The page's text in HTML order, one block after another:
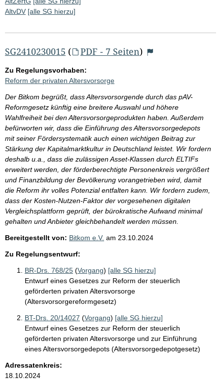
AltvDV [alle SG hierzu]
SG2410230015 ( PDF - 7 Seiten)
Zu Regelungsvorhaben:
Reform der privaten Altersvorsorge
Der Bitkom begrüßt, dass Altersvorsorgende durch das pAV-
Reformgesetz künftig eine breitere Auswahl und höhere
Wahlfreiheit bei den Altersvorsorgeprodukten haben. Außerdem
befürworten wir, dass die Einführung des Altersvorsorgedepots
mit seiner Fördersystematik auch einen wichtigen Beitrag zur
Stärkung der Kapitalmarktkultur in Deutschland leistet. Wir fordern
deshalb u.a., dass die zulässigen Asset-Klassen durch ELTIFs
erweitert werden, der förderberechtigte Personenkreis vergrößert
und Finanzbildung der Bevölkerung vorangetrieben wird, damit
die Reform ihr volles Potenzial entfalten kann. Wir fordern zudem,
dass der Kosten-Nutzen-Faktor der vorgesehenen digitalen
Vergleichsplattform geprüft, der bürokratische Aufwand minimal
gehalten und Anbieter gleichbehandelt werden müssen.
Bereitgestellt von: Bitkom e.V. am 23.10.2024
Zu Regelungsentwurf:
BR-Drs. 768/25 (Vorgang) [alle SG hierzu]
Entwurf eines Gesetzes zur Reform der steuerlich
geförderten privaten Altersvorsorge
(Altersvorsorgereformgesetz)
BT-Drs. 20/14027 (Vorgang) [alle SG hierzu]
Entwurf eines Gesetzes zur Reform der steuerlich
geförderten privaten Altersvorsorge und zur Einführung
eines Altersvorsorgedepots (Altersvorsorgedepotgesetz)
Adressatenkreis:
18.10.2024